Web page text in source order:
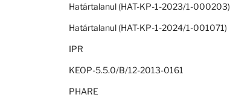
Határtalanul (HAT-KP-1-2023/1-000203)
Határtalanul (HAT-KP-1-2024/1-001071)
IPR
KEOP-5.5.0/B/12-2013-0161
PHARE